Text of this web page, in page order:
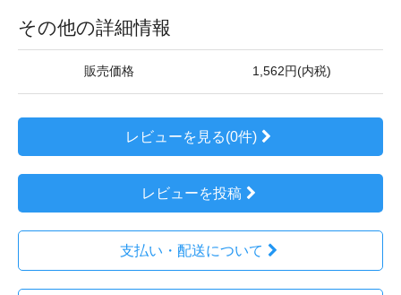
その他の詳細情報
販売価格 1,562円(内税)
レビューを見る(0件)
レビューを投稿
支払い・配送について